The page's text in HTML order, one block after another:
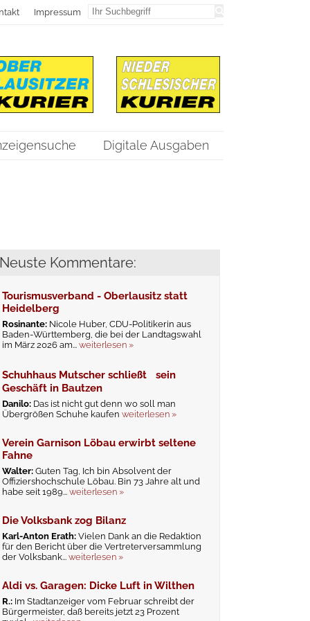
Impressum
Digitale Ausgaben
Neuste Kommentare:
Tourismusverband - Oberlausitz statt
Heidelberg
Rosinante: Nicole Huber, CDU-Politikerin aus
Baden-Württemberg, die bei der Landtagswahl
im März 2026 am...weiterlesen »
Schuhhaus Mutscher schließt sein
Geschäft in Bautzen
Danilo: Das ist nicht gut denn wo soll man
Übergrößen Schuhe kaufenweiterlesen »
Verein Garnison Löbau erwirbt seltene
Fahne
Walter:Guten Tag, Ich bin Absolvent der
Offiziershochschule Löbau. Bin 73 Jahre alt und
habe seit 1989...weiterlesen »
Die Volksbank zog Bilanz
Karl-Anton Erath:Vielen Dank an die Redaktion
für den Bericht über die Vertreterversammlung
der Volksbank...weiterlesen »
Aldi vs. Garagen: Dicke Luft in Wilthen
R.: Im Stadtanzeiger vom Februar schreibt der
Bürgermeister, daß bereits jetzt 23 Prozent